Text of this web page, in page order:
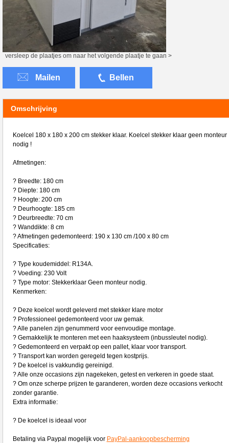
versleep de plaatjes om naar het volgende plaatje te gaan >
Mailen Bellen
Omschrijving
Koelcel 180 x 180 x 200 cm stekker klaar. Koelcel stekker klaar geen monteur
nodig !
Afmetingen:
? Breedte: 180 cm
? Diepte: 180 cm
? Hoogte: 200 cm
? Deurhoogte: 185 cm
? Deurbreedte: 70 cm
? Wanddikte: 8 cm
? Afmetingen gedemonteerd: 190 x 130 cm /100 x 80 cm
Specificaties:
? Type koudemiddel: R134A.
? Voeding: 230 Volt
? Type motor: Stekkerklaar Geen monteur nodig.
Kenmerken:
? Deze koelcel wordt geleverd met stekker klare motor
? Professioneel gedemonteerd voor uw gemak.
? Alle panelen zijn genummerd voor eenvoudige montage.
? Gemakkelijk te monteren met een haaksysteem (inbussleutel nodig).
? Gedemonteerd en verpakt op een pallet, klaar voor transport.
? Transport kan worden geregeld tegen kostprijs.
? De koelcel is vakkundig gereinigd.
? Alle onze occasions zijn nagekeken, getest en verkeren in goede staat.
? Om onze scherpe prijzen te garanderen, worden deze occasions verkocht
zonder garantie.
Extra informatie:
? De koelcel is ideaal voor
Betaling via Paypal mogelijk voor PayPal-aankoopbescherming